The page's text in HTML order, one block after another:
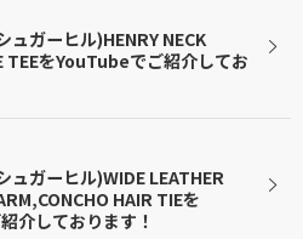
ュガーヒル)HENRY NECK
TEEをYouTubeでご紹介してお
ュガーヒル)WIDE LEATHER
HAIR TIEを
介しております！